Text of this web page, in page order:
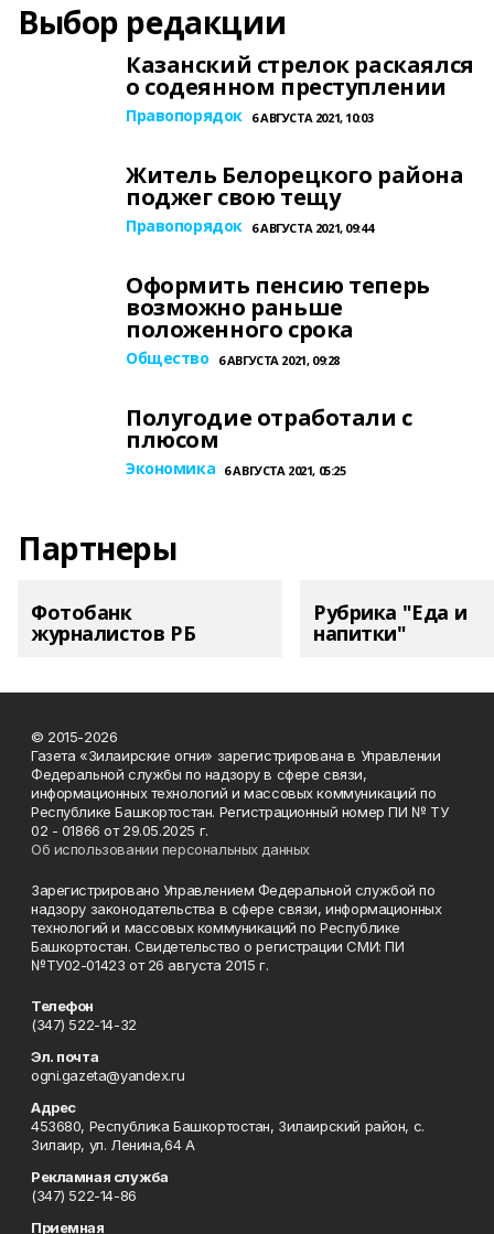
Выбор редакции
Казанский стрелок раскаялся
о содеянном преступлении
Правопорядок 6 АВГУСТА 2021, 10:03
Житель Белорецкого района
поджег свою тещу
Правопорядок 6 АВГУСТА 2021, 09:44
Оформить пенсию теперь
возможно раньше
положенного срока
Общество 6 АВГУСТА 2021, 09:28
Полугодие отработали с
плюсом
Экономика 6 АВГУСТА 2021, 05:25
Партнеры
Фотобанк
журналистов РБ
Рубрика "Еда и
напитки"
© 2015-2026
Газета «Зилаирские огни» зарегистрирована в Управлении
Федеральной службы по надзору в сфере связи,
информационных технологий и массовых коммуникаций по
Республике Башкортостан. Регистрационный номер ПИ № ТУ
02 - 01866 от 29.05.2025 г.
Об использовании персональных данных
Зарегистрировано Управлением Федеральной службой по
надзору законодательства в сфере связи, информационных
технологий и массовых коммуникаций по Республике
Башкортостан. Свидетельство о регистрации СМИ: ПИ
№ТУ02-01423 от 26 августа 2015 г.
Телефон
(347) 522-14-32
Эл. почта
ogni.gazeta@yandex.ru
Адрес
453680, Республика Башкортостан, Зилаирский район, с.
Зилаир, ул. Ленина,64 А
Рекламная служба
(347) 522-14-86
Приемная